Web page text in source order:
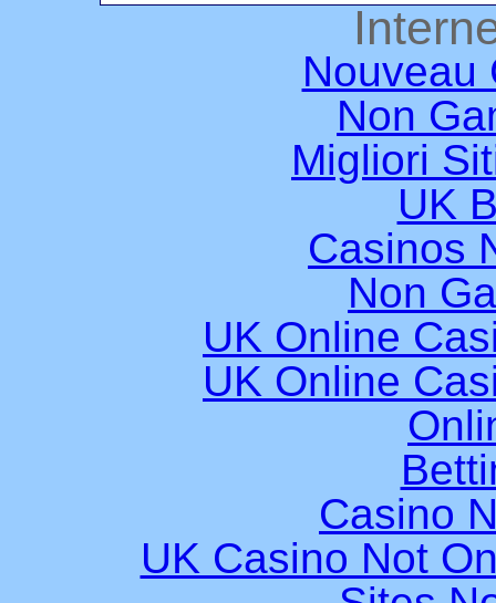
Nouveau
Non
Migliori
UK
Casinos
Non
UK Online
UK Online
Casino
UK Casino Not